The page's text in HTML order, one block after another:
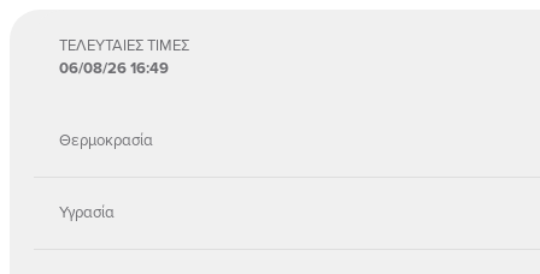
ΤΕΛΕΥΤΑΙΕΣ ΤΙΜΕΣ
06/08/26 16:49
Θερμοκρασία
Υγρασία